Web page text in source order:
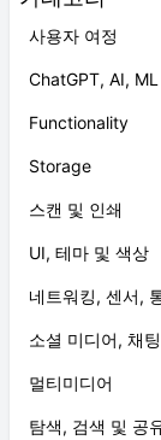
사용자 여정
ChatGPT, AI,
Functionality
Storage
스캔 및 인쇄
UI, 테마 및 색상
네트워킹, 센서,
소셜 미디어, 채
멀티미디어
탐색, 검색 및 공